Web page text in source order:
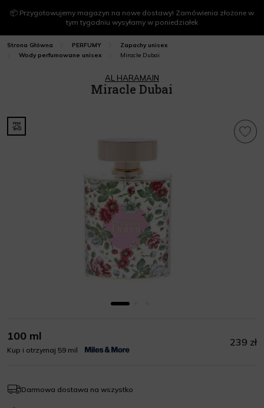
📦 Przygotowujemy magazyn na nowe dostawy! Zamówienia złożone w
tym tygodniu wysyłamy w poniedziałek
Strona Główna PERFUMY
Zapachy unisex
Wody perfumowane unisex
Miracle Dubai
AL HARAMAIN
Miracle Dubai
100 ml
Kup i otrzymaj 59 mil
239 zł
Darmowa dostawa na wszystko